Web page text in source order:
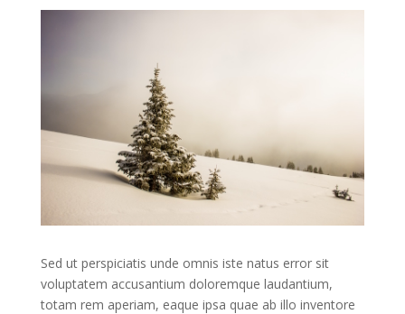
Sed ut perspiciatis unde omnis iste natus error sit
voluptatem accusantium doloremque laudantium,
totam rem aperiam, eaque ipsa quae ab illo inventore